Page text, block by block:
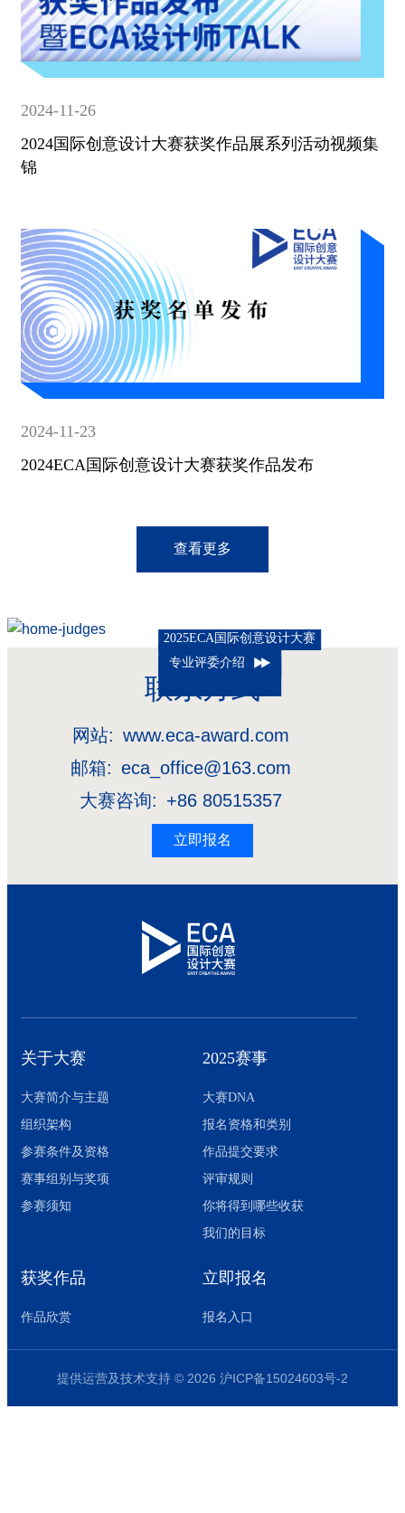
2024-11-26
2024国际创意设计大赛获奖作品展系列活动视频集
锦
2024-11-23
2024ECA国际创意设计大赛获奖作品发布
查看更多
2025ECA国际创意设计大赛
专业评委介绍
联系方式
网站: www.eca-award.com
邮箱: eca_office@163.com
大赛咨询: +86 80515357
立即报名
关于大赛
大赛简介与主题
组织架构
参赛条件及资格
赛事组别与奖项
参赛须知
2025赛事
大赛DNA
报名资格和类别
作品提交要求
评审规则
你将得到哪些收获
我们的目标
获奖作品
作品欣赏
立即报名
报名入口
提供运营及技术支持 © 2026 沪ICP备15024603号-2